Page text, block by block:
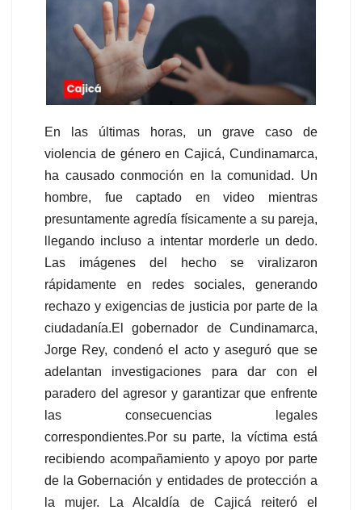
En las últimas horas, un grave caso de
violencia de género en Cajicá, Cundinamarca,
ha causado conmoción en la comunidad. Un
hombre, fue captado en video mientras
presuntamente agredía físicamente a su pareja,
llegando incluso a intentar morderle un dedo.
Las imágenes del hecho se viralizaron
rápidamente en redes sociales, generando
rechazo y exigencias de justicia por parte de la
ciudadanía.El gobernador de Cundinamarca,
Jorge Rey, condenó el acto y aseguró que se
adelantan investigaciones para dar con el
paradero del agresor y garantizar que enfrente
las consecuencias legales
correspondientes.Por su parte, la víctima está
recibiendo acompañamiento y apoyo por parte
de la Gobernación y entidades de protección a
la mujer. La Alcaldía de Cajicá reiteró el